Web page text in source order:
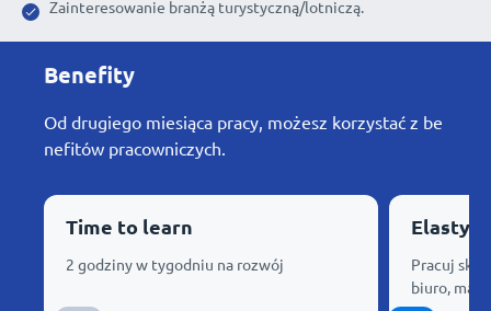
Zainteresowanie branżą turystyczną/lotniczą.
Benefity
Od drugiego miesiąca pracy, możesz korzystać z be
nefitów pracowniczych.
Time to learn
2 godziny w tygodniu na rozwój
Pracuj
biuro,